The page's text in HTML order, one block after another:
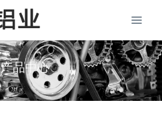
产品中心